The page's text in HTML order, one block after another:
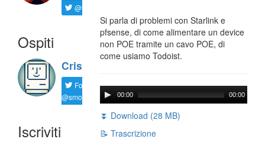
@ftrava
Ospiti
Cristian
Follow
@smorgagno
Iscriviti
Si parla di problemi con Starlink e
pfsense, di come alimentare un device
non POE tramite un cavo POE, di
come usiamo Todoist.
00:00 00:00
⏬ Download (28 MB)
📝 Trascrizione